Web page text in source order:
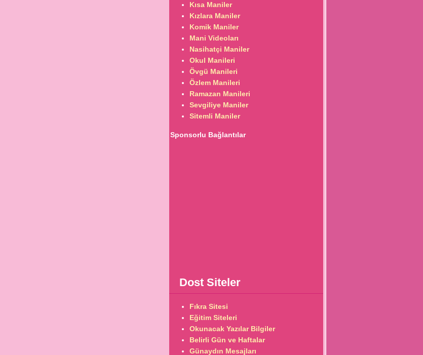
Kısa Maniler
Kızlara Maniler
Komik Maniler
Mani Videoları
Nasihatçi Maniler
Okul Manileri
Övgü Manileri
Özlem Manileri
Ramazan Manileri
Sevgiliye Maniler
Sitemli Maniler
Sponsorlu Bağlantılar
Dost Siteler
Fıkra Sitesi
Eğitim Siteleri
Okunacak Yazılar Bilgiler
Belirli Gün ve Haftalar
Günaydın Mesajları